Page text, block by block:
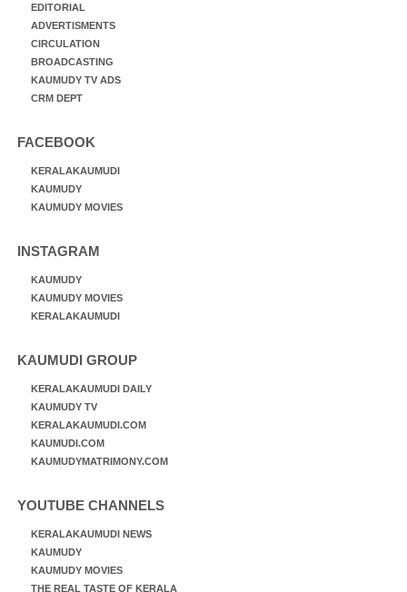
EDITORIAL
ADVERTISMENTS
CIRCULATION
BROADCASTING
KAUMUDY TV ADS
CRM DEPT
FACEBOOK
KERALAKAUMUDI
KAUMUDY
KAUMUDY MOVIES
INSTAGRAM
KAUMUDY
KAUMUDY MOVIES
KERALAKAUMUDI
KAUMUDI GROUP
KERALAKAUMUDI DAILY
KAUMUDY TV
KERALAKAUMUDI.COM
KAUMUDI.COM
KAUMUDYMATRIMONY.COM
YOUTUBE CHANNELS
KERALAKAUMUDI NEWS
KAUMUDY
KAUMUDY MOVIES
THE REAL TASTE OF KERALA